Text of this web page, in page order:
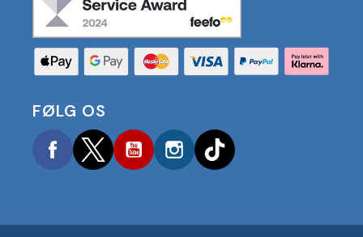
FØLG OS
FacebookTwitterYouTubeInstagram